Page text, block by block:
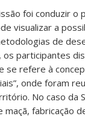
foi conduzir o
visualizar a
de
participantes
se refere à
onde foram
No caso da
maçã, fabricação